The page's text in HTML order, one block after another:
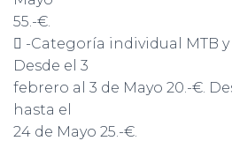
55.-€.
 -Categoría individual MTB y
Desde el 3
febrero al 3 de Mayo 20.-€.
hasta el
24 de Mayo 25.-€.